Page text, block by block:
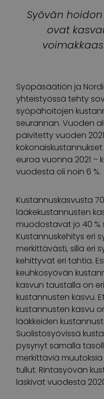
Syövän
ovat
Syöpäsäätiön ja
yhteistyössä tehty
syöpähoitojen
seurannan. Vuoden
päivitetty vuoden
euroa vuonna 2021 –
vuodesta oli noin 6 %.
Kustannuskasvusta
lääkekustannusten
muodostavat jo 40 %
Kustannuskehitys eri
merkittävästi, sillä eri
kehittyvät eri tahtia.
keuhkosyövän
kasvun taustalla on
kustannusten kasvu.
kustannusten kasvu
lääkkeiden
Suolistosyövissä
pysynyt samalla
merkittäviä
tullut. Rintasyövän
laskivat vuodesta